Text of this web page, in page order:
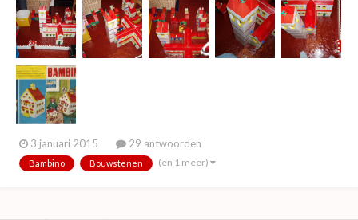
failliet door de concurrentie van LEGO. In 2010/2011 heb ik hier nog
een heuse kathedraal mee gebouw...
3 januari 2015 29 antwoorden
Bambino Bouwstenen (en 1 meer)